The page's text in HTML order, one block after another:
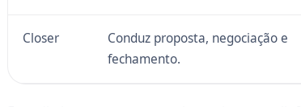
Closer
Conduz proposta, negociação e
fechamento.